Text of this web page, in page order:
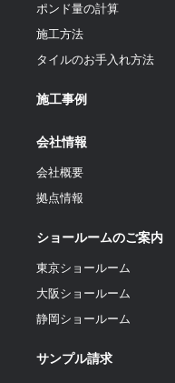
ポンド量の計算
施工方法
タイルのお手入れ方法
施工事例
会社情報
会社概要
拠点情報
ショールームのご案内
東京ショールーム
大阪ショールーム
静岡ショールーム
サンプル請求